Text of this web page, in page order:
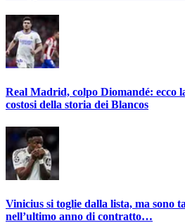
Real Madrid, colpo Diomandé: ecco
costosi della storia dei Blancos
Vinicius si toglie dalla lista, ma sono
nell’ultimo anno di contratto…